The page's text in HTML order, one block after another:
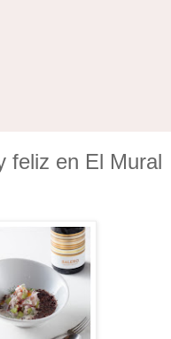
feliz en El Mural